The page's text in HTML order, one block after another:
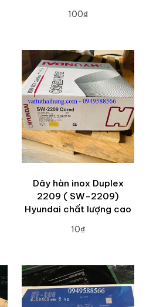
100₫
Dây hàn inox Duplex
2209 ( SW-2209)
Hyundai chất lượng cao
10₫